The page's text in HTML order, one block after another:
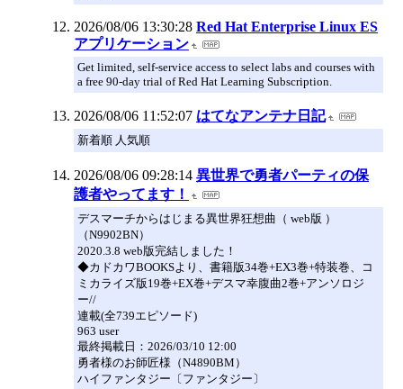
2026/08/06 13:30:28 Red Hat Enterprise Linux ES
アプリケーション
Get limited, self-service access to select labs and courses with
a free 90-day trial of Red Hat Learning Subscription.
2026/08/06 11:52:07 はてなアンテナ日記
新着順 人気順
2026/08/06 09:28:14 異世界で勇者パーティの保
護者やってます！
デスマーチからはじまる異世界狂想曲（ web版 ）
（N9902BN）
2020.3.8 web版完結しました！
◆カドカワBOOKSより、書籍版34巻+EX3巻+特装巻、コ
ミカライズ版19巻+EX巻+デスマ幸腹曲2巻+アンソロジ
ー//
連載(全739エピソード)
963 user
最終掲載日：2026/03/10 12:00
勇者様のお師匠様（N4890BM）
ハイファンタジー〔ファンタジー〕